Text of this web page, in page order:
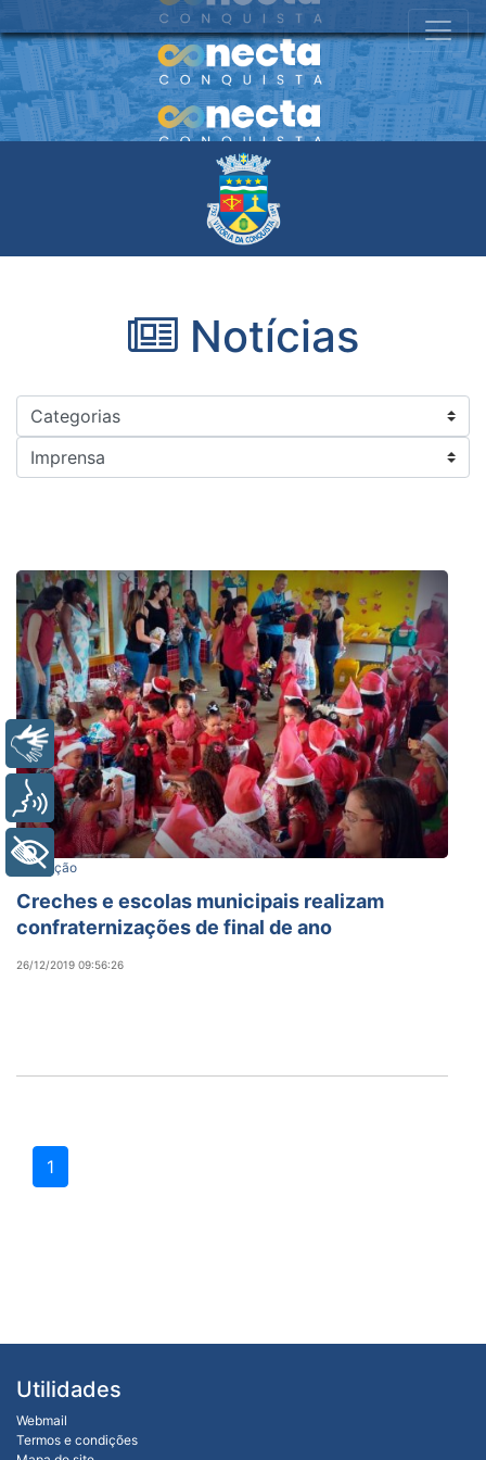
Notícias
Educação
Creches e escolas municipais realizam
confraternizações de final de ano
26/12/2019 09:56:26
1
Utilidades
Webmail
Termos e condições
Libras
Voz
+ Acessibilidade